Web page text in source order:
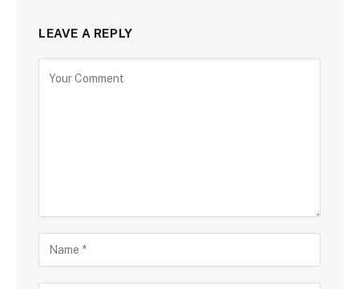
LEAVE A REPLY